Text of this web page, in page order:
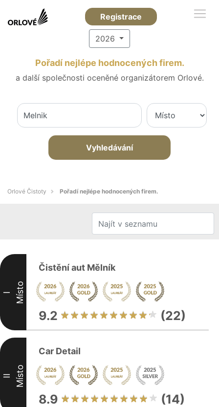
Registrace
2026
Pořadí nejlépe hodnocených firem.
a další společnosti oceněné organizátorem Orlové.
Vyhledávání
Orlové Čistoty Pořadí nejlépe hodnocených firem.
I Místo
Čistění aut Mělník
9.2 (22)
II Místo
Car Detail
8.9 (14)